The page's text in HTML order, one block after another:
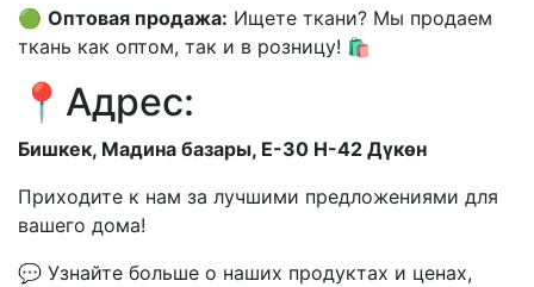
🟢 Оптовая продажа: Ищете ткани? Мы продаем
ткань как оптом, так и в розницу! 🛍️
📍Адрес:
Бишкек, Мадина базары, Е-30 Н-42 Дүкөн
Приходите к нам за лучшими предложениями для
вашего дома!
💬 Узнайте больше о наших продуктах и ценах,